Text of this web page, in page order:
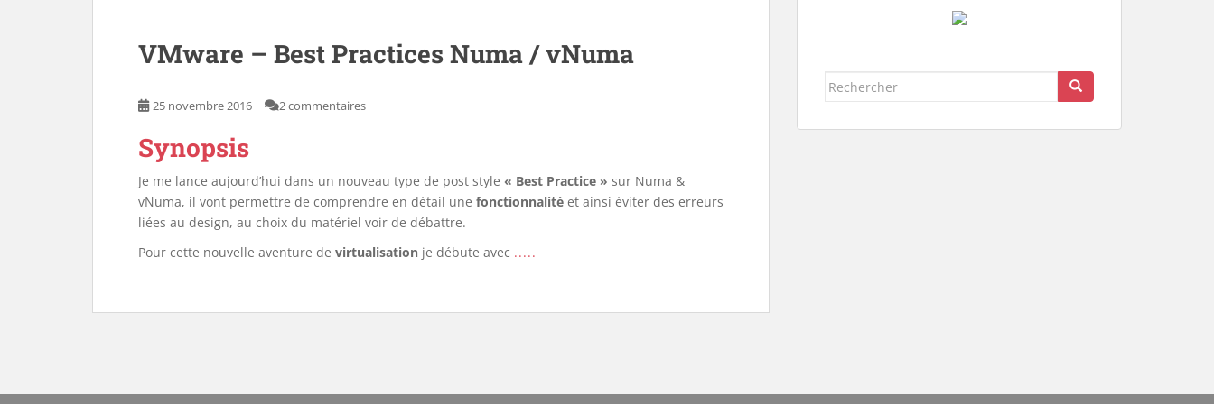
VMware – Best Practices Numa / vNuma
25 novembre 2016 2 commentaires
Synopsis
Je me lance aujourd’hui dans un nouveau type de post style « Best Practice » sur Numa &
vNuma, il vont permettre de comprendre en détail une fonctionnalité et ainsi éviter des erreurs
liées au design, au choix du matériel voir de débattre.
Pour cette nouvelle aventure de virtualisation je débute avec .....
Rechercher...